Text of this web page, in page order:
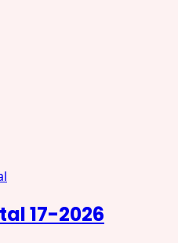
17-2026